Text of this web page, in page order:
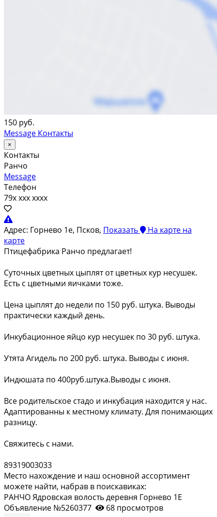
150 руб.
Message Контакты
×
Контакты
Ранчо
Message
Телефон
79x xxx xxxx
Адрес: Горнево 1е, Псков, Показать На карте на
карте
Птицефабрика Ранчо предлагает!
Суточных цветных цыплят от цветных кур несушек.
Есть с цветными яичками тоже.
Цена цыплят до недели по 150 руб. штука. Выводы
практически каждый день.
Инкубационное яйцо кур несушек по 30 руб. штука.
Утята Агидель по 200 руб. штука. Выводы с июня.
Индюшата по 400руб.штука.Выводы с июня.
Все родительское стадо и инкубация находится у нас.
Адаптированны к местному климату. Для понимающих
разницу.
Свяжитесь с нами.
89319003033
Место нахождение и наш основной ассортимент
можете найти, набрав в поискавиках:
РАНЧО Ядровская волость деревня Горнево 1Е
Объявление №5260377
68 просмотров